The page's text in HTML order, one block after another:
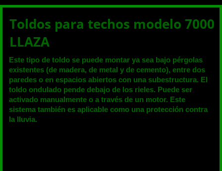
Toldos para techos modelo 7000
LLAZA
Este tipo de toldo se puede montar ya sea bajo pérgolas
existentes (de madera, de metal y de cemento), entre dos
paredes o en espacios abiertos con una subestructura. El
toldo ondulado pende debajo de los rieles. Puede ser
activado manualmente o a través de un motor. Este
sistema también es aplicable como una protección contra
la lluvia.